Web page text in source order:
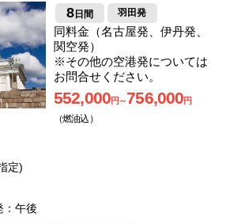
8日間 羽田発
同料金（名古屋発、伊丹発、
関空発）
※その他の空港発については
お問合せください。
552,000円～756,000円
（燃油込）
定)
：午後